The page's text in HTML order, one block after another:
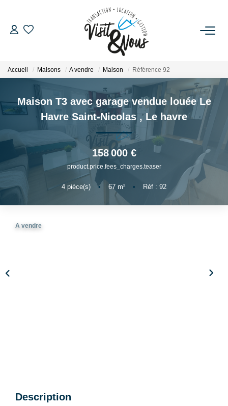
ACHETER
ESTIMATION
GESTION LOCATIVE
NOS AGENCES
NOS SERVICES
Accueil Maisons A vendre Maison Référence 92
Maison T3 avec garage vendue louée Le
Havre Saint-Nicolas ,Le havre
158 000 €
product.price.fees_charges.teaser
4 pièce(s) • 67 m² • Réf : 92
A vendre
Description